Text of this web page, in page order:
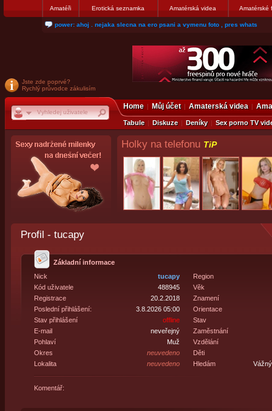
Amatéři Erotická seznamka Amatérská videa Amatérské
power: ahoj . nejaka slecna na ero psani a vymenu foto , pres whats
Jste zde poprvé?
Rychlý průvodce zákulisím
Home Můj účet Amaterská videa
Tabule Diskuze Deníky Sex porno TV
Holky na telefonu TiP
Profil - tucapy
Základní informace
Nick
tucapy
Kód uživatele
488945
Registrace
20.2.2018
Poslední přihlášení:
3.8.2026 05:00
Stav přihlášení
offline
E-mail
neveřejný
Pohlaví
Muž
Okres
neuvedeno
Lokalita
neuvedeno
Region
Věk
Znamení
Orientace
Stav
Zaměstnání
Vzdělání
Děti
Hledám
Komentář: